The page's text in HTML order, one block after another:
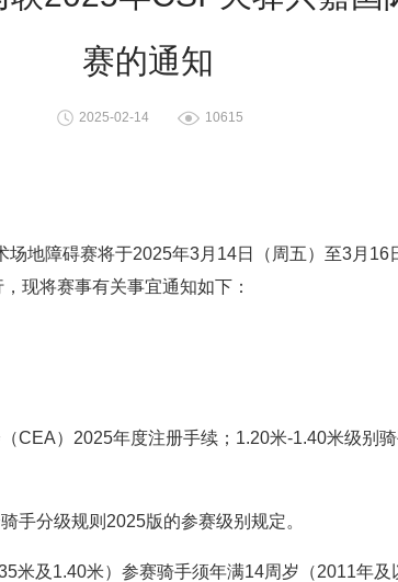
赛的通知
2025-02-14 10615
场地障碍赛将于2025年3月14日（周五）至3月16
现将赛事有关事宜通知如下：
CEA）2025年度注册手续；1.20米-1.40米级别
手分级规则2025版的参赛级别规定。
米及1.40米）参赛骑手须年满14周岁（2011年